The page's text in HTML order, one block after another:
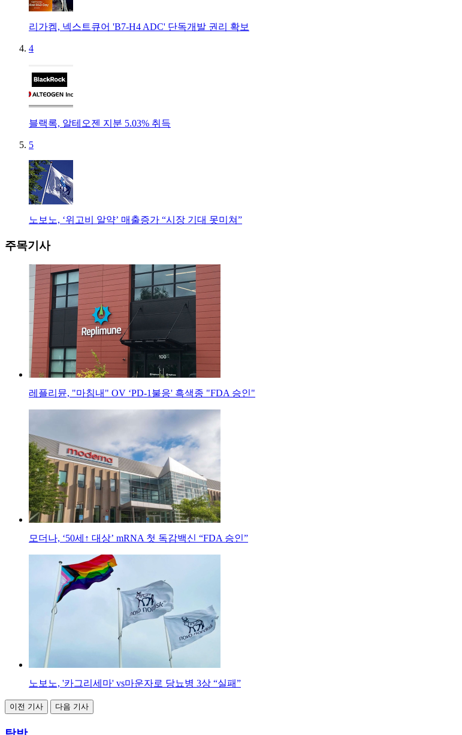
리가켐, 넥스트큐어 'B7-H4 ADC' 단독개발 권리 확보
4
블랙록, 알테오젠 지분 5.03% 취득
5
노보노, ‘위고비 알약’ 매출증가 “시장 기대 못미쳐”
주목기사
레플리뮨, "마침내" OV ‘PD-1불응' 흑색종 "FDA 승인"
모더나, ‘50세↑ 대상’ mRNA 첫 독감백신 “FDA 승인”
노보노, '카그리세마' vs마운자로 당뇨병 3상 “실패”
이전 기사 다음 기사